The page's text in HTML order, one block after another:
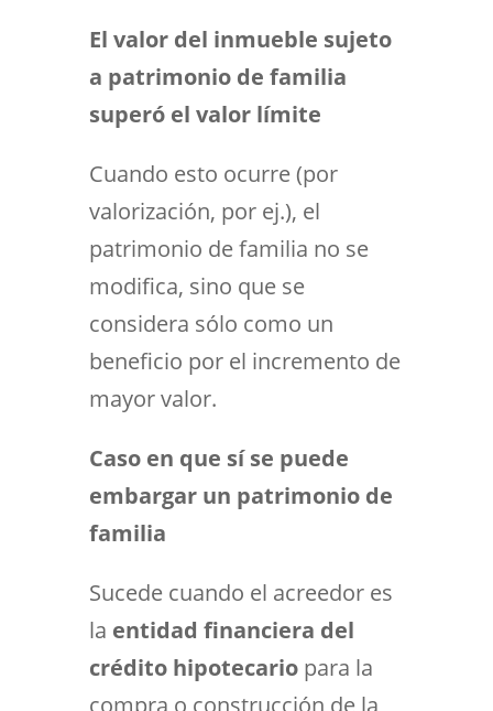
El valor del inmueble sujeto
a patrimonio de familia
superó el valor límite
Cuando esto ocurre (por
valorización, por ej.), el
patrimonio de familia no se
modifica, sino que se
considera sólo como un
beneficio por el incremento de
mayor valor.
Caso en que sí se puede
embargar un patrimonio de
familia
Sucede cuando el acreedor es
la entidad financiera del
crédito hipotecariopara la
compra o construcción de la